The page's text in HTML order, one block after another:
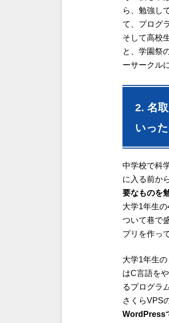
ら、勉強し
て、プログ
そして高校
と、学園祭
ーサークル
2. 名
いっ
中学校で科
に入る前か
要なものを
大学1年生
ついて巷で
プリを作っ
大学1年生
はC言語を
るプログラ
さくらVPS
WordPress